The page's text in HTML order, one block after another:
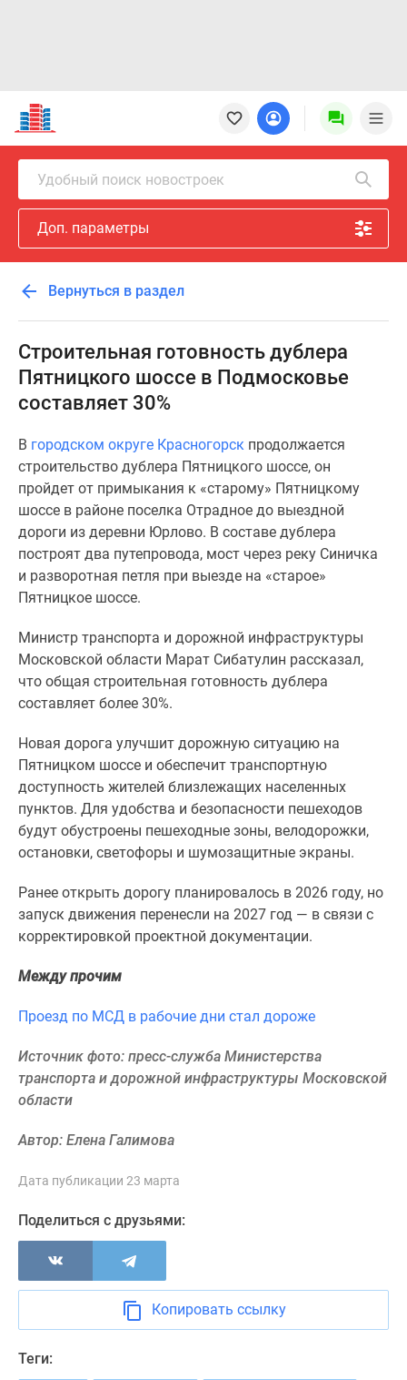
Новостройки
Квартиры
Ипотека
Новостройки
Москвы
Новостройки
Подмосковья
Новостройки
Москвы
Готовые
новостройки
Новостройки
карте
предложения
Коммерческие
помещения
Продавцы
застройщики
Панорамы
новостроек
новостроек
Экспертиза
новостроек
Экология
Москвы
Подмосковья
Студии
комнатные
комнатные
комнатные
Ипотечный
Семейная
ипотека
Военная
Банки
программы
Медиа
Новости
недвижимости
Мнение
Аналитика
Покупателю
Удобный поиск новостроек
Доп. параметры
Вернуться в раздел
Строительная готовность дублера
Пятницкого шоссе в Подмосковье
составляет 30%
В городском округе Красногорск продолжается
строительство дублера Пятницкого шоссе, он
пройдет от примыкания к «старому» Пятницкому
шоссе в районе поселка Отрадное до выездной
дороги из деревни Юрлово. В составе дублера
построят два путепровода, мост через реку Синичка
и разворотная петля при выезде на «старое»
Пятницкое шоссе.
Министр транспорта и дорожной инфраструктуры
Московской области Марат Сибатулин рассказал,
что общая строительная готовность дублера
составляет более 30%.
Новая дорога улучшит дорожную ситуацию на
Пятницком шоссе и обеспечит транспортную
доступность жителей близлежащих населенных
пунктов. Для удобства и безопасности пешеходов
будут обустроены пешеходные зоны, велодорожки,
остановки, светофоры и шумозащитные экраны.
Ранее открыть дорогу планировалось в 2026 году, но
запуск движения перенесли на 2027 год — в связи с
корректировкой проектной документации.
Между прочим
Проезд по МСД в рабочие дни стал дороже
Источник фото: пресс-служба Министерства
транспорта и дорожной инфраструктуры Московской
области
Автор: Елена Галимова
Дата публикации 23 марта
Поделиться с друзьями:
Копировать ссылку
Теги: